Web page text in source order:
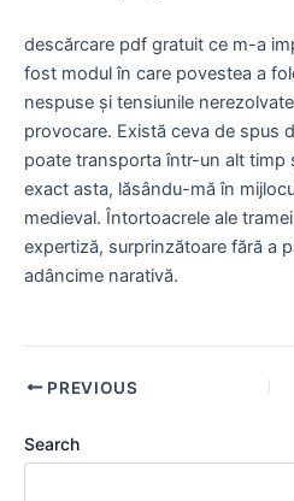
descărcare pdf gratuit ce m-a
fost modul în care povestea a
nespuse și tensiunile
provocare. Există ceva de spus
poate transporta într-un alt timp
exact asta, lăsându-mă în
medieval. Întortoacrele ale
expertiză, surprinzătoare fără a
adâncime narativă.
PREVIOUS
Search